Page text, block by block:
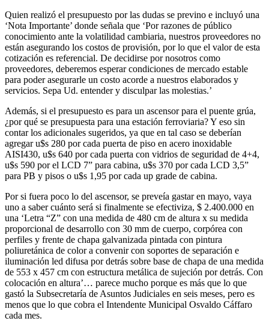
Quien realizó el presupuesto por las dudas se previno e incluyó una
‘Nota Importante’ donde señala que ‘Por razones de público
conocimiento ante la volatilidad cambiaria, nuestros proveedores no
están asegurando los costos de provisión, por lo que el valor de esta
cotización es referencial. De decidirse por nosotros como
proveedores, deberemos esperar condiciones de mercado estable
para poder asegurarle un costo acorde a nuestros elaborados y
servicios. Sepa Ud. entender y disculpar las molestias.’
Además, si el presupuesto es para un ascensor para el puente grúa,
¿por qué se presupuesta para una estación ferroviaria? Y eso sin
contar los adicionales sugeridos, ya que en tal caso se deberían
agregar u$s 280 por cada puerta de piso en acero inoxidable
AISI430, u$s 640 por cada puerta con vidrios de seguridad de 4+4,
u$s 590 por el LCD 7” para cabina, u$s 370 por cada LCD 3,5”
para PB y pisos o u$s 1,95 por cada up grade de cabina.
Por si fuera poco lo del ascensor, se preveía gastar en mayo, vaya
uno a saber cuánto será si finalmente se efectiviza, $ 2.400.000 en
una ‘Letra “Z” con una medida de 480 cm de altura x su medida
proporcional de desarrollo con 30 mm de cuerpo, corpórea con
perfiles y frente de chapa galvanizada pintada con pintura
poliuretánica de color a convenir con soportes de separación e
iluminación led difusa por detrás sobre base de chapa de una medida
de 553 x 457 cm con estructura metálica de sujeción por detrás. Con
colocación en altura’… parece mucho porque es más que lo que
gastó la Subsecretaría de Asuntos Judiciales en seis meses, pero es
menos que lo que cobra el Intendente Municipal Osvaldo Cáffaro
cada mes.